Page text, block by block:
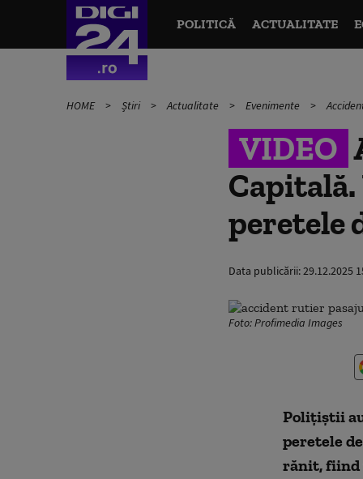
POLITICĂ ACTUALITATE
HOME Știri Actualitate Evenimente
VIDEO
Capitală.
peretele
Data publicării:29.12.2025
Foto: Profimedia Images
Poliţiştii
peretele
rănit, fiind